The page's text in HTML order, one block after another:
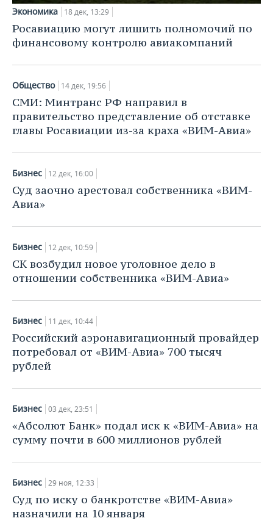
Экономика 18 дек, 13:29
Росавиацию могут лишить полномочий по
финансовому контролю авиакомпаний
Общество 14 дек, 19:56
СМИ: Минтранс РФ направил в
правительство представление об отставке
главы Росавиации из-за краха «ВИМ-Авиа»
Бизнес 12 дек, 16:00
Суд заочно арестовал собственника «ВИМ-
Авиа»
Бизнес 12 дек, 10:59
СК возбудил новое уголовное дело в
отношении собственника «ВИМ-Авиа»
Бизнес 11 дек, 10:44
Российский аэронавигационный провайдер
потребовал от «ВИМ-Авиа» 700 тысяч
рублей
Бизнес 03 дек, 23:51
«Абсолют Банк» подал иск к «ВИМ-Авиа» на
сумму почти в 600 миллионов рублей
Бизнес 29 ноя, 12:33
Суд по иску о банкротстве «ВИМ-Авиа»
назначили на 10 января